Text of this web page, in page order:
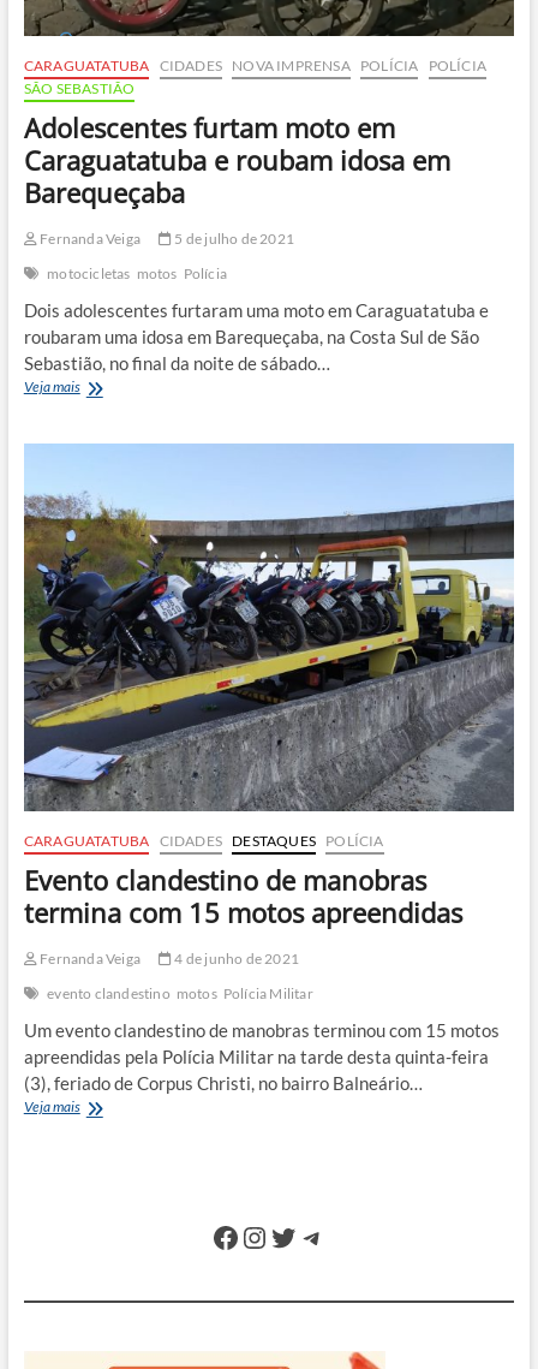
CARAGUATATUBA CIDADES NOVA IMPRENSA POLÍCIA
POLÍCIA
SÃO SEBASTIÃO
Adolescentes furtam moto em
Caraguatatuba e roubam idosa em
Barequeçaba
Fernanda Veiga
5 de julho de 2021
motocicletas motos Polícia
Dois adolescentes furtaram uma moto em Caraguatatuba e
roubaram uma idosa em Barequeçaba, na Costa Sul de São
Sebastião, no final da noite de sábado…
Veja maisAdolescentes
em
e
roubam
idosa
em
Barequeçaba
CARAGUATATUBA CIDADES DESTAQUES POLÍCIA
Evento clandestino de manobras
termina com 15 motos apreendidas
Fernanda Veiga
4 de junho de 2021
evento clandestino motos Polícia Militar
Um evento clandestino de manobras terminou com 15 motos
apreendidas pela Polícia Militar na tarde desta quinta-feira
(3), feriado de Corpus Christi, no bairro Balneário…
Veja maisEvento
Facebook
Instagram
Twitter
Telegram